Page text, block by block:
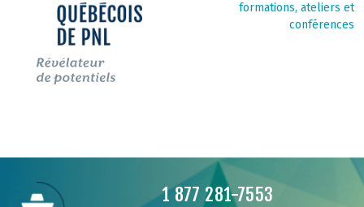
formations, ateliers et
conférences
1 877 281-7553